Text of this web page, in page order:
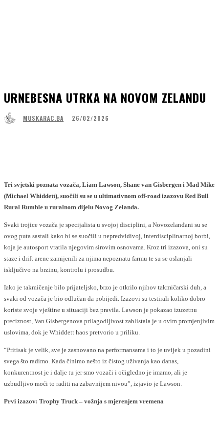
URNEBESNA UTRKA NA NOVOM ZELANDU
MUSKARAC.BA 26/02/2026
Tri svjetski poznata vozača, Liam Lawson, Shane van Gisbergen i Mad Mike
(Michael Whiddett), suočili su se u ultimativnom off-road izazovu Red Bull
Rural Rumble u ruralnom dijelu Novog Zelanda.
Svaki trojice vozača je specijalista u svojoj disciplini, a Novozelanđani su se
ovog puta sastali kako bi se suočili u nepredvidivoj, interdisciplinarnoj borbi,
koja je autosport vratila njegovim sirovim osnovama. Kroz tri izazova, oni su
staze i drift arene zamijenili za njima nepoznatu farmu te su se oslanjali
isključivo na brzinu, kontrolu i prosudbu.
Iako je takmičenje bilo prijateljsko, brzo je otkrilo njihov takmičarski duh, a
svaki od vozača je bio odlučan da pobijedi. Izazovi su testirali koliko dobro
koriste svoje vještine u situaciji bez pravila. Lawson je pokazao izuzetnu
preciznost, Van Gisbergenova prilagodljivost zablistala je u ovim promjenjivim
uslovima, dok je Whiddett haos pretvorio u priliku.
“Pritisak je velik, sve je zasnovano na performansama i to je uvijek u pozadini
svega što radimo. Kada činimo nešto iz čistog uživanja kao danas,
konkurentnost je i dalje tu jer smo vozači i očigledno je imamo, ali je
uzbudljivo moći to raditi na zabavnijem nivou”, izjavio je Lawson.
Prvi izazov: Trophy Truck – vožnja s mjerenjem vremena